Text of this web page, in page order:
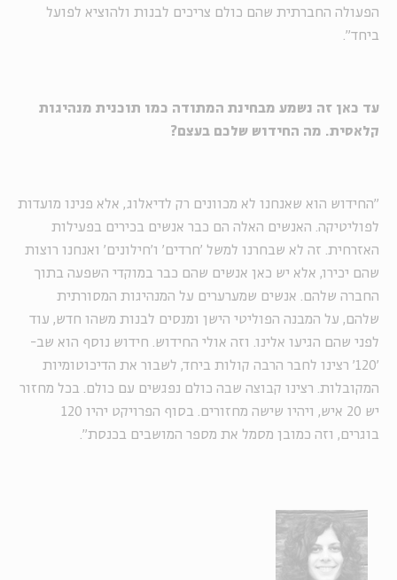
הפעולה החברתית שהם כולם צריכים לבנות ולהוציא לפועל
ביחד".
עד כאן זה נשמע מבחינת המתודה כמו תוכנית מנהיגות
קלאסית. מה החידוש שלכם בעצם?
"החידוש הוא שאנחנו לא מכוונים רק לדיאלוג, אלא פנינו מועדות
לפוליטיקה. האנשים האלה הם כבר אנשים בכירים בפעילות
האזרחית. זה לא שבחרנו למשל 'חרדים' ו'חילונים' ואנחנו רוצות
שהם יכירו, אלא יש כאן אנשים שהם כבר במוקדי השפעה בתוך
החברה שלהם. אנשים שמערערים על המנהיגות המסורתית
שלהם, על המבנה הפוליטי הישן ומנסים לבנות משהו חדש, עוד
לפני שהם הגיעו אלינו. וזה אולי החידוש. חידוש נוסף הוא שב-
'120' רצינו לחבר הרבה קולות ביחד, לשבור את הדיכוטומיות
המקובלות. רצינו קבוצה שבה כולם נפגשים עם כולם. בכל מחזור
יש 20 איש, ויהיו שישה מחזורים. בסוף הפרויקט יהיו 120
בוגרים, וזה כמובן מסמל את מספר המושבים בכנסת".